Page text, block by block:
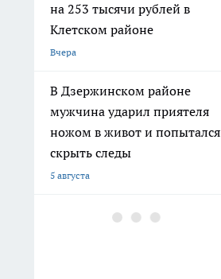
на 253 тысячи рублей в
Клетском районе
Вчера
В Дзержинском районе
мужчина ударил приятеля
ножом в живот и попытался
скрыть следы
5 августа
В Волгограде двое молодых